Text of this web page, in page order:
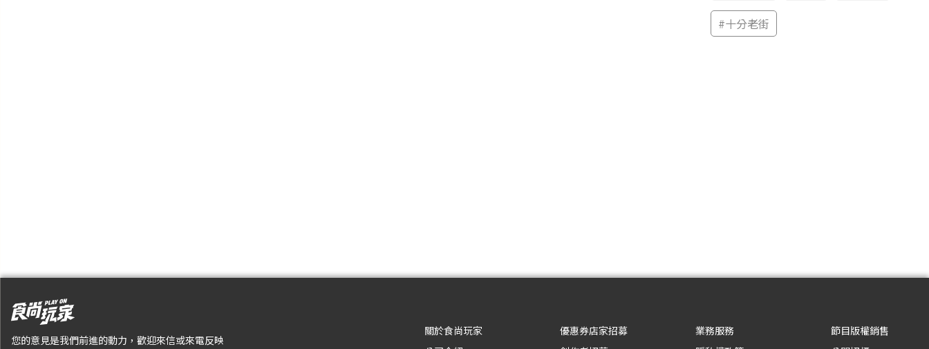
#十分老街
您的意見是我們前進的動力，歡迎來信或來電反映
關於食尚玩家
優惠券店家招募
業務服務
節目版權銷售